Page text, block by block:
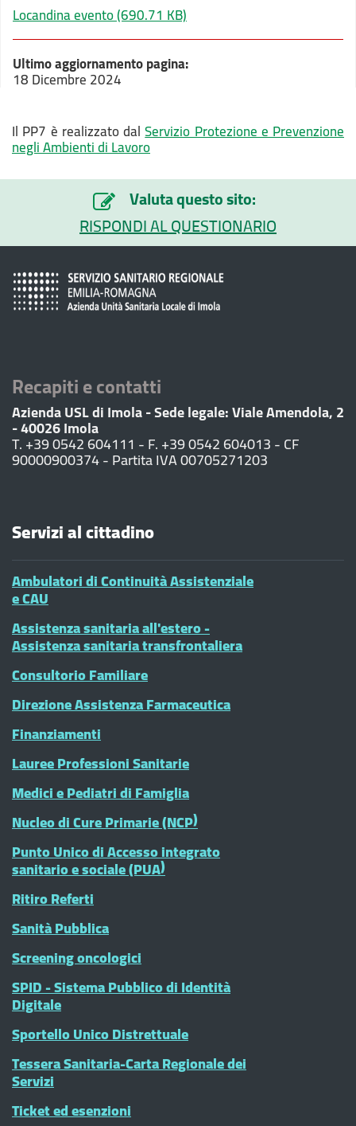
Locandina evento(690.71 KB)
Ultimo aggiornamento pagina:
18 Dicembre 2024
Il PP7 è realizzato dalServizio Protezione e Prevenzione
negli Ambienti di Lavoro
Valuta questo sito:
RISPONDI AL QUESTIONARIO
Recapiti e contatti
Azienda USL di Imola - Sede legale: Viale Amendola, 2
- 40026 Imola
T. +39 0542 604111 - F. +39 0542 604013 - CF
90000900374 - Partita IVA 00705271203
Servizi al cittadino
Ambulatori di Continuità Assistenziale
e CAU
Assistenza sanitaria all'estero -
Assistenza sanitaria transfrontaliera
Consultorio Familiare
Direzione Assistenza Farmaceutica
Finanziamenti
Lauree Professioni Sanitarie
Medici e Pediatri di Famiglia
Nucleo di Cure Primarie (NCP)
Punto Unico di Accesso integrato
sanitario e sociale (PUA)
Ritiro Referti
Sanità Pubblica
Screening oncologici
SPID - Sistema Pubblico di Identità
Digitale
Sportello Unico Distrettuale
Tessera Sanitaria-Carta Regionale dei
Servizi
Ticket ed esenzioni